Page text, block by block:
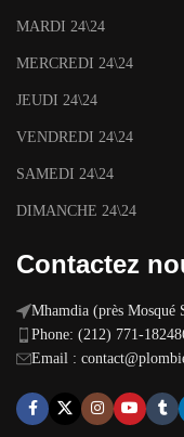
MARDI 24\24
MERCREDI 24\24
JEUDI 24\24
VENDREDI 24\24
SAMEDI 24\24
DIMANCHE 24\24
Contactez
Mhamdia (près
Phone: (212) 771-
Email :